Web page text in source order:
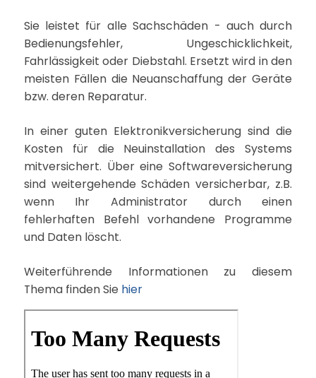
Sie leistet für alle Sachschäden - auch durch
Bedienungsfehler, Ungeschicklichkeit,
Fahrlässigkeit oder Diebstahl. Ersetzt wird in den
meisten Fällen die Neuanschaffung der Geräte
bzw. deren Reparatur.
In einer guten Elektronikversicherung sind die
Kosten für die Neuinstallation des Systems
mitversichert. Über eine Softwareversicherung
sind weitergehende Schäden versicherbar, z.B.
wenn Ihr Administrator durch einen
fehlerhaften Befehl vorhandene Programme
und Daten löscht.
Weiterführende Informationen zu diesem
Thema finden Sie hier